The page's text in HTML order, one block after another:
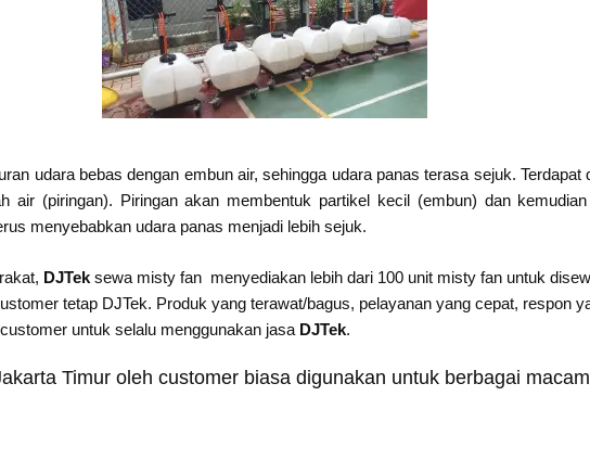
udara bebas dengan embun air, sehingga udara panas terasa sejuk.
air (piringan). Piringan akan membentuk partikel kecil (embun) dan
menyebabkan udara panas menjadi lebih sejuk.
DJTek sewa misty fan menyediakan lebih dari 100 unit misty fan untuk
tetap DJTek. Produk yang terawat/bagus, pelayanan yang cepat, respon
untuk selalu menggunakan jasa DJTek.
Timur oleh customer biasa digunakan untuk berbagai